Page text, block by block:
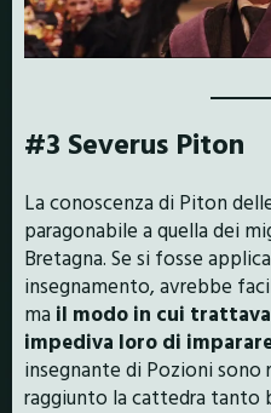
#3 Severus Piton
La conoscenza di Piton
paragonabile a quella dei
Bretagna. Se si fosse
insegnamento, avrebbe
ma il modo in cui
impediva loro di
insegnante di Pozioni sono
raggiunto la cattedra tanto